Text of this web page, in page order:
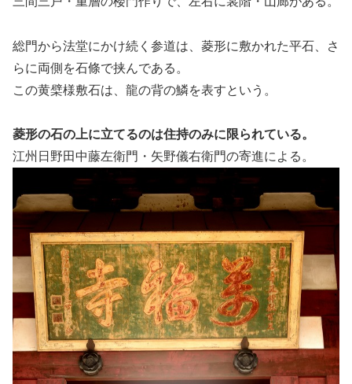
総門から法堂にかけ続く参道は、菱形に敷かれた平石、さ
らに両側を石條で挟んである。
この黄檗様敷石は、龍の背の鱗を表すという。
菱形の石の上に立てるのは住持のみに限られている。
江州日野田中藤左衛門・矢野儀右衛門の寄進による。